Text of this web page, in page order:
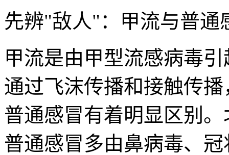
先辨"敌人"：甲流与普通
甲流是由甲型流感病毒
通过飞沫传播和接触传
普通感冒有着明显区别
普通感冒多由鼻病毒、